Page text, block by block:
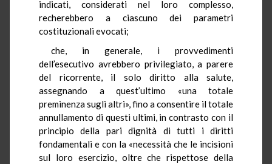
indicati, considerati nel loro complesso,
recherebbero a ciascuno dei parametri
costituzionali evocati;
che, in generale, i provvedimenti
dell’esecutivo avrebbero privilegiato, a parere
del ricorrente, il solo diritto alla salute,
assegnando a quest’ultimo «una totale
preminenza sugli altri», fino a consentire il totale
annullamento di questi ultimi, in contrasto con il
principio della pari dignità di tutti i diritti
fondamentali e con la «necessità che le incisioni
sul loro esercizio, oltre che rispettose della